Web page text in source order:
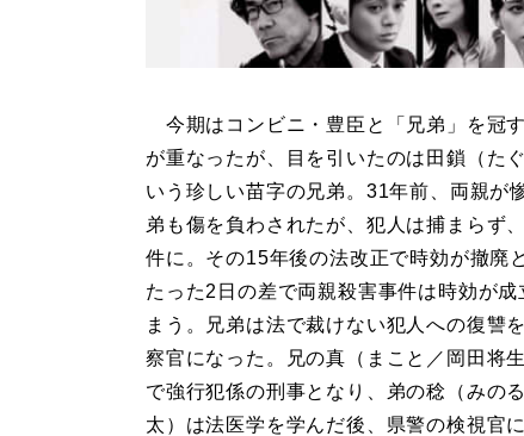
今期はコンビニ・豊臣と「兄弟」を冠
が重なったが、目を引いたのは田鎖（た
いう珍しい苗字の兄弟。31年前、両親が
弟も傷を負わされたが、犯人は捕まらず
件に。その15年後の法改正で時効が撤廃
たった2日の差で両親殺害事件は時効が成
まう。兄弟は法で裁けない犯人への復讐
察官になった。兄の真（まこと／岡田将
で強行犯係の刑事となり、弟の稔（みの
太）は法医学を学んだ後、県警の検視官